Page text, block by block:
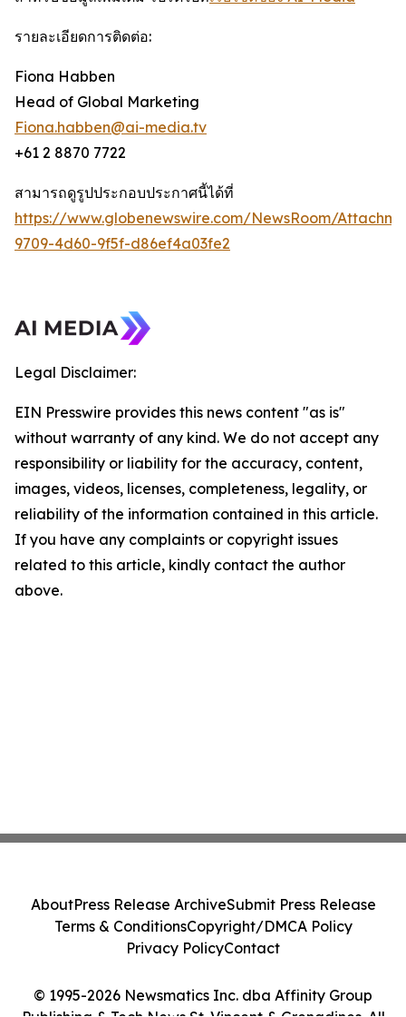
รายละเอียดการติดต่อ:
Fiona Habben
Head of Global Marketing
Fiona.habben@ai-media.tv
+61 2 8870 7722
สามารถดูรูปประกอบประกาศนี้ได้ที่
https://www.globenewswire.com/NewsRoom/
9709-4d60-9f5f-d86ef4a03fe2
Legal Disclaimer:
EIN Presswire provides this news content "as is"
without warranty of any kind. We do not accept any
responsibility or liability for the accuracy, content,
images, videos, licenses, completeness, legality, or
reliability of the information contained in this article.
If you have any complaints or copyright issues
related to this article, kindly contact the author
above.
© 1995-2026 Newsmatics Inc. dba Affinity Group
AboutPress Release ArchiveSubmit Press Release
Terms & ConditionsCopyright/DMCA Policy
Privacy PolicyContact